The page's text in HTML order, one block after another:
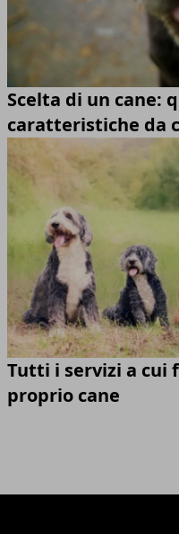
Scelta di un cane:
caratteristiche da
Tutti i servizi a cui
proprio cane